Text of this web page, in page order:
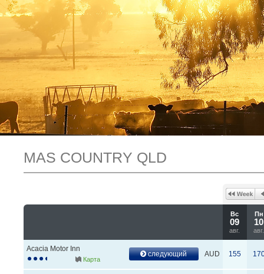
MAS COUNTRY QLD
Вс
09
авг.
Пн
10
авг.
Acacia Motor Inn
Карта
следующий AUD 155